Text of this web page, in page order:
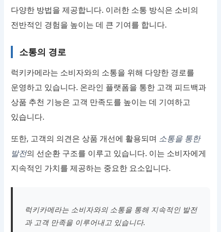
다양한 방법을 제공합니다. 이러한 소통 방식은 소비의
전반적인 경험을 높이는 데 큰 기여를 합니다.
소통의 경로
럭키카메라는 소비자와의 소통을 위해 다양한 경로를
운영하고 있습니다. 온라인 플랫폼을 통한 고객 피드백과
상품 추천 기능은 고객 만족도를 높이는 데 기여하고
있습니다.
또한, 고객의 의견은 상품 개선에 활용되며 소통을 통한
발전의 선순환 구조를 이루고 있습니다. 이는 소비자에게
지속적인 가치를 제공하는 중요한 요소입니다.
럭키카메라는 소비자와의 소통을 통해 지속적인 발전
과 고객 만족을 이루어내고 있습니다.